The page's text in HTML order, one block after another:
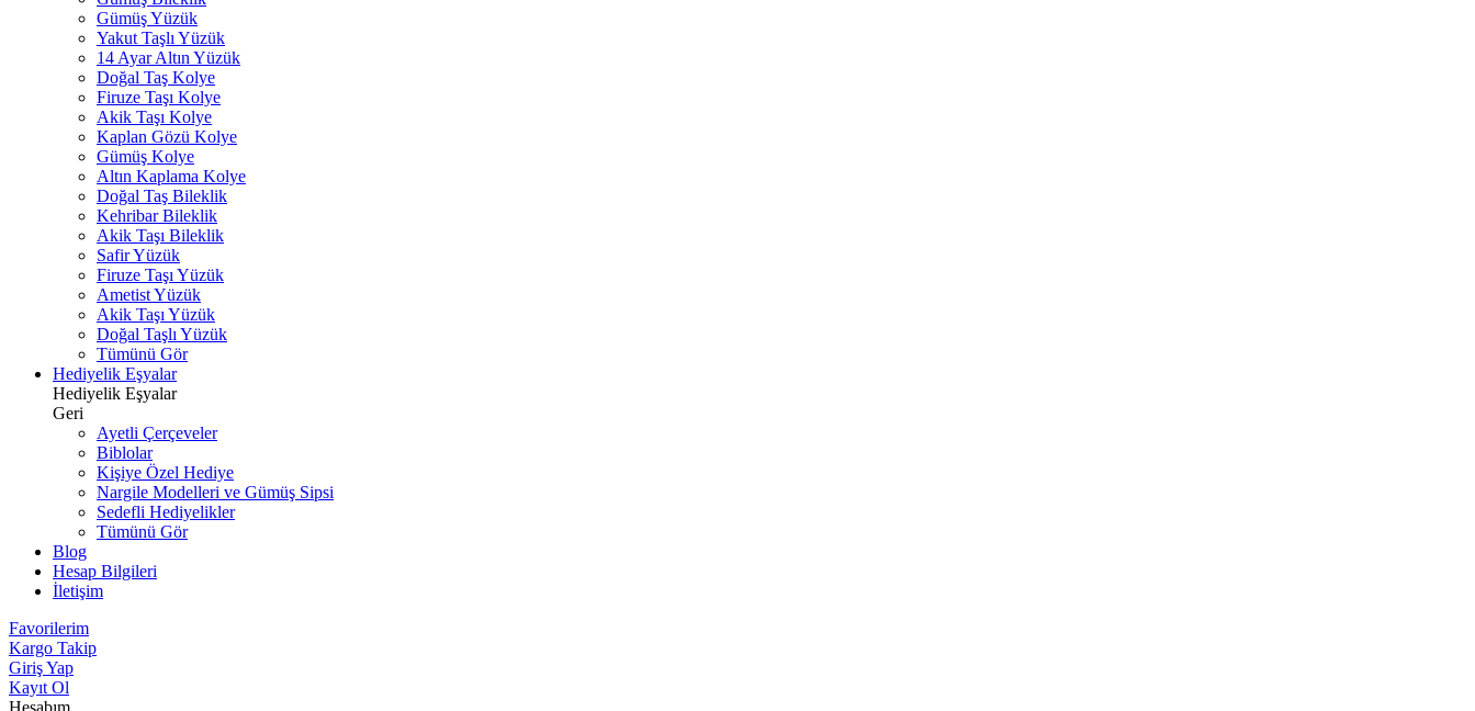
Gümüş Yüzük
Yakut Taşlı Yüzük
14 Ayar Altın Yüzük
Doğal Taş Kolye
Firuze Taşı Kolye
Akik Taşı Kolye
Kaplan Gözü Kolye
Gümüş Kolye
Altın Kaplama Kolye
Doğal Taş Bileklik
Kehribar Bileklik
Akik Taşı Bileklik
Safir Yüzük
Firuze Taşı Yüzük
Ametist Yüzük
Akik Taşı Yüzük
Doğal Taşlı Yüzük
Tümünü Gör
Hediyelik Eşyalar
Hediyelik Eşyalar
Geri
Ayetli Çerçeveler
Biblolar
Kişiye Özel Hediye
Nargile Modelleri ve Gümüş Sipsi
Sedefli Hediyelikler
Tümünü Gör
Blog
Hesap Bilgileri
İletişim
Favorilerim
Kargo Takip
Giriş Yap
Kayıt Ol
Hesabım